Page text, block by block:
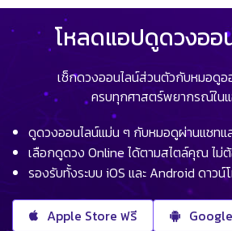
โหลดแอปดูดวงออ
เช็กดวงออนไลน์ส่วนตัวกับหมอดู
ครบทุกศาสตร์พยากรณ์ในแ
ดูดวงออนไลน์แม่น ๆ กับหมอดูผ่านแชทแ
เลือกดูดวง Online ได้ตามสไตล์คุณ ไม่
รองรับทั้งระบบ iOS และ Android ดาวน์
Apple Store ฟรี